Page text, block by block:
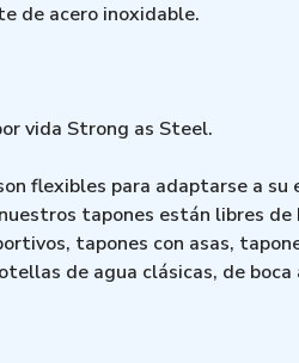
de acero inoxidable.
vida Strong as Steel.
flexibles para adaptarse a
tapones están libres
tapones con asas,
de agua clásicas, de